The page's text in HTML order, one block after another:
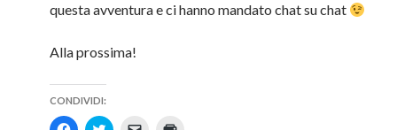
questa avventura e ci hanno mandato chat su chat
Alla prossima!
CONDIVIDI: